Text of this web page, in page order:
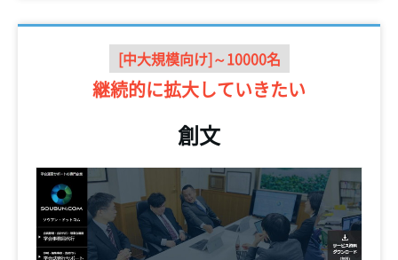
[中大規模向け]～10000名
継続的に拡大していきたい
創文